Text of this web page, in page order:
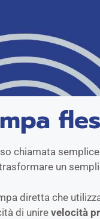
chiamata
un
diretta che
di unirevelocità